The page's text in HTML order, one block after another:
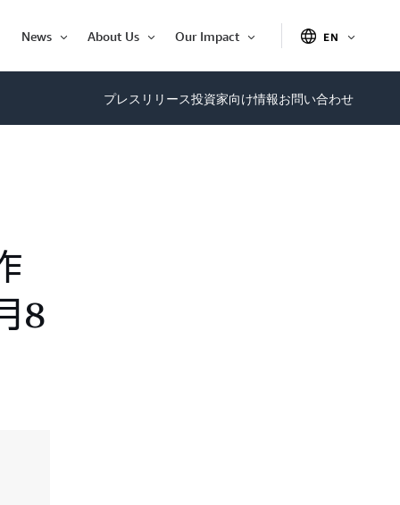
News
Item
About Us
Item
Our Impact
Open
Item
EN
プレスリリース投資家向け情報お問い合わせ
8